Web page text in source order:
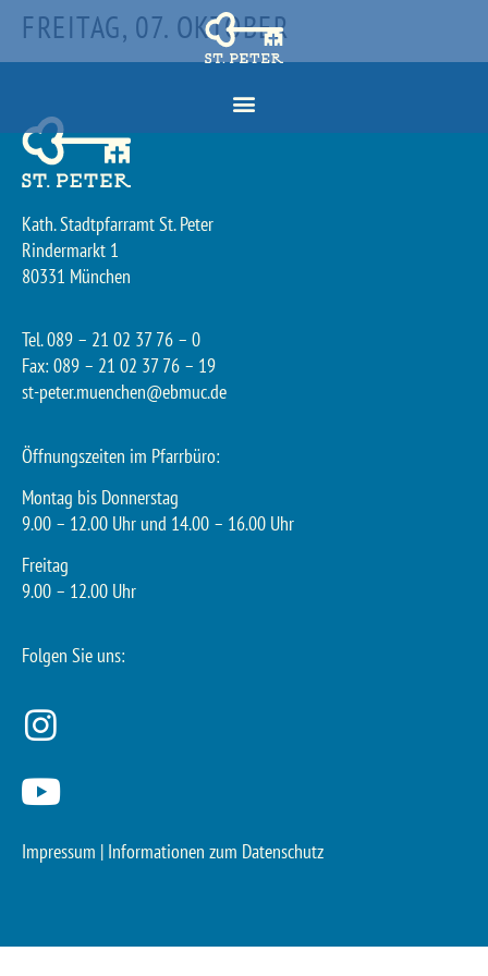
FREITAG, 07. OKTOBER
Kath. Stadtpfarramt St. Peter
Rindermarkt 1
80331 München
Tel. 089 – 21 02 37 76 – 0
Fax: 089 – 21 02 37 76 – 19
st-peter.muenchen@ebmuc.de
Öffnungszeiten im Pfarrbüro:
Montag bis Donnerstag
9.00 – 12.00 Uhr und 14.00 – 16.00 Uhr
Freitag
9.00 – 12.00 Uhr
Folgen Sie uns:
Impressum | Informationen zum Datenschutz